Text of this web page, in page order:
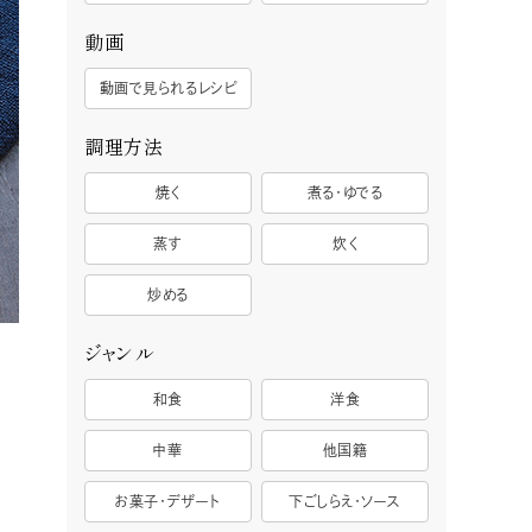
動画
動画で見られるレシピ
調理方法
焼く 煮る・ゆでる
蒸す 炊く
炒める
ジャンル
和食 洋食
中華 他国籍
お菓子・デザート 下ごしらえ・ソース